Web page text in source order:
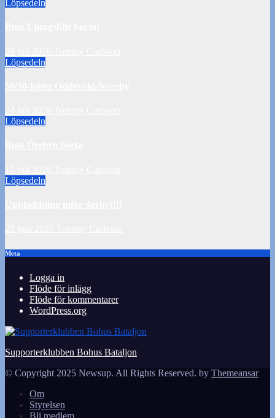
Löpsedeln
Löpsedeln
Löpsedeln
Löpsedeln
Meta
Logga in
Flöde för inlägg
Flöde för kommentarer
WordPress.org
Supporterklubben Bohus Bataljon
© Copyright 2025 Newsup. All Rights Reserved. by Themeansar
Om
Styrelsen